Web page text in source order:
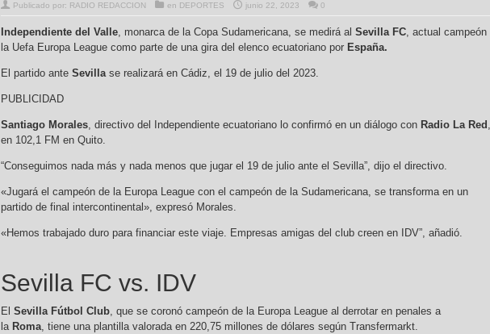
Publicado por: RADIO REDACCION en DEPORTES junio 22, 2023 0
Independiente del Valle, monarca de la Copa Sudamericana, se medirá al Sevilla FC, actual campeón
la Uefa Europa League como parte de una gira del elenco ecuatoriano por España.
El partido ante Sevillase realizará en Cádiz, el 19 de julio del 2023.
PUBLICIDAD
Santiago Morales, directivo del Independiente ecuatoriano lo confirmó en un diálogo con Radio La Red ,
en 102,1 FM en Quito.
“Conseguimos nada más y nada menos que jugar el 19 de julio ante el Sevilla”, dijo el directivo.
«Jugará el campeón de la Europa League con el campeón de la Sudamericana, se transforma en un
partido de final intercontinental», expresó Morales.
«Hemos trabajado duro para financiar este viaje. Empresas amigas del club creen en IDV”, añadió.
Sevilla FC vs. IDV
El Sevilla Fútbol Club, que se coronó campeón de la Europa League al derrotar en penales a
la Roma, tiene una plantilla valorada en 220,75 millones de dólares según Transfermarkt.